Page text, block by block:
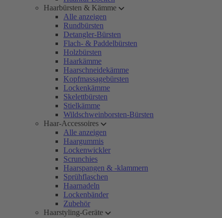
Haarbürsten & Kämme
Alle anzeigen
Rundbürsten
Detangler-Bürsten
Flach- & Paddelbürsten
Holzbürsten
Haarkämme
Haarschneidekämme
Kopfmassagebürsten
Lockenkämme
Skelettbürsten
Stielkämme
Wildschweinborsten-Bürsten
Haar-Accessoires
Alle anzeigen
Haargummis
Lockenwickler
Scrunchies
Haarspangen & -klammern
Sprühflaschen
Haarnadeln
Lockenbänder
Zubehör
Haarstyling-Geräte